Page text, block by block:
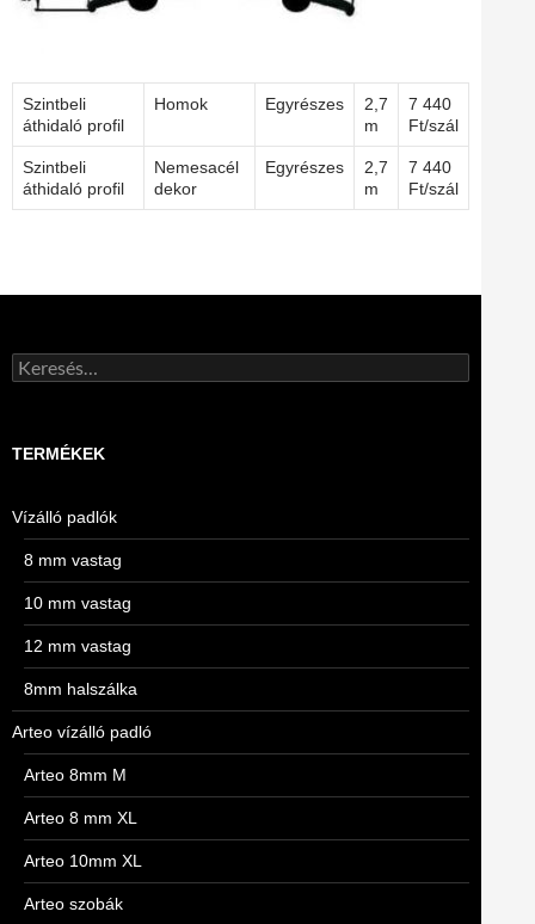
Szintbeli
áthidaló profil
Homok Egyrészes
2,7
m
7 440
Ft/szál
Szintbeli
áthidaló profil
Nemesacél
dekor
Egyrészes
2,7
m
7 440
Ft/szál
Keresés:
TERMÉKEK
Vízálló padlók
8 mm vastag
10 mm vastag
12 mm vastag
8mm halszálka
Arteo vízálló padló
Arteo 8mm M
Arteo 8 mm XL
Arteo 10mm XL
Arteo szobák